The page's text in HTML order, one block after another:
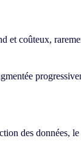
et coûteux,
des données,